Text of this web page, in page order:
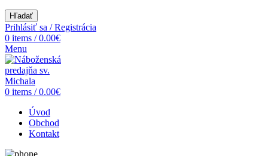
Hľadať
Prihlásiť sa / Registrácia
0 items / 0.00€
Menu
0 items / 0.00€
Úvod
Obchod
Kontakt